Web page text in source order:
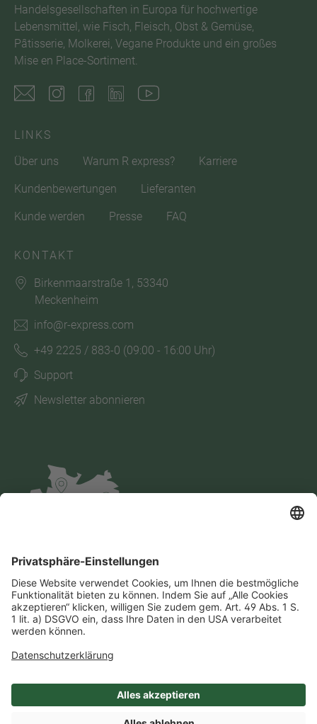
Handelsgesellschaften in Europa für hochwertige
Lebensmittel, wie Fisch, Fleisch, Obst & Gemüse,
Pâtisserie, Molkerei, Vegane Produkte und ein großes
Mise en Place-Sortiment.
LINKS
Über uns
Warum R express? Karriere
Kundenbewertungen Lieferanten
Kunde werden Presse FAQ
KONTAKT
Birkenmaarstraße 1, 53340
Meckenheim
info@r-express.com
+49 2225 / 883-0 (09:00 - 16:00 Uhr)
Support
Newsletter abonnieren
Impressum Datenschutz
AGB